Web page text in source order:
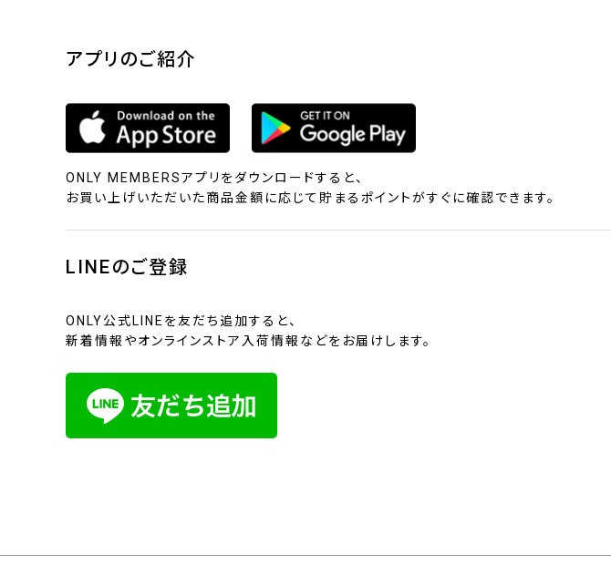
アプリのご紹介
ONLY MEMBERSアプリをダウンロードすると、
お買い上げいただいた商品金額に応じて貯まるポイントがすぐに確認できます。
LINEのご登録
ONLY公式LINEを友だち追加すると、
新着情報やオンラインストア入荷情報などをお届けします。